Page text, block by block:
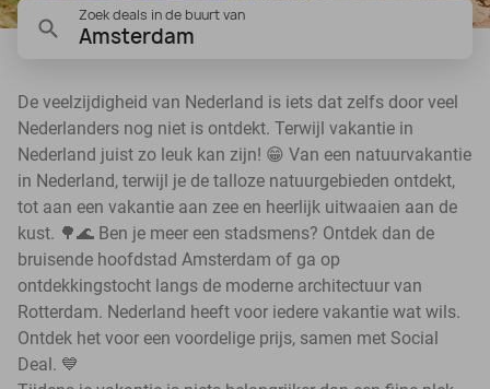
Zoek deals in de buurt van
Amsterdam
De veelzijdigheid van Nederland is iets dat zelfs door veel
Nederlanders nog niet is ontdekt. Terwijl vakantie in
Nederland juist zo leuk kan zijn! 😁 Van een natuurvakantie
in Nederland, terwijl je de talloze natuurgebieden ontdekt,
tot aan een vakantie aan zee en heerlijk uitwaaien aan de
kust. 🌳🌊 Ben je meer een stadsmens? Ontdek dan de
bruisende hoofdstad Amsterdam of ga op
ontdekkingstocht langs de moderne architectuur van
Rotterdam. Nederland heeft voor iedere vakantie wat wils.
Ontdek het voor een voordelige prijs, samen met Social
Deal. 💙